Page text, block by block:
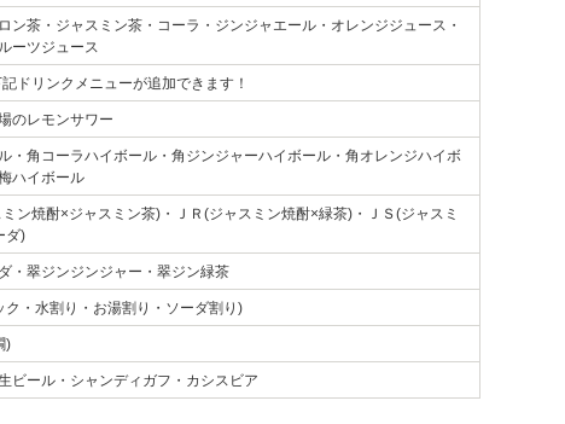
ン茶・ジャスミン茶・コーラ・ジンジャエール・オレンジジュース・
ーツジュース
ドリンクメニューが追加できます！
のレモンサワー
・角コーラハイボール・角ジンジャーハイボール・角オレンジハイボ
ハイボール
ミン焼酎×ジャスミン茶)・ＪＲ(ジャスミン焼酎×緑茶)・ＪＳ(ジャスミ
ダ)
・翠ジンジンジャー・翠ジン緑茶
ク・水割り・お湯割り・ソーダ割り)
)
ビール・シャンディガフ・カシスビア